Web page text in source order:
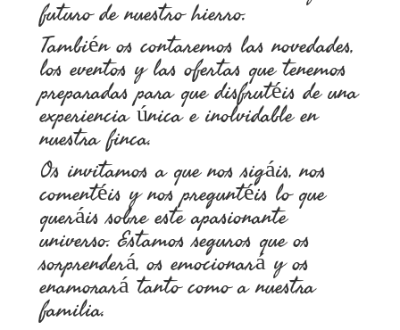
futuro de nuestro hierro.
También os contaremos las novedades,
los eventos y las ofertas que tenemos
preparadas para que disfrutéis de una
experiencia única e inolvidable en
nuestra finca.
Os invitamos a que nos sigáis, nos
comentéis y nos preguntéis lo que
queráis sobre este apasionante
universo. Estamos seguros que os
sorprenderá, os emocionará y os
enamorará tanto como a nuestra
familia.